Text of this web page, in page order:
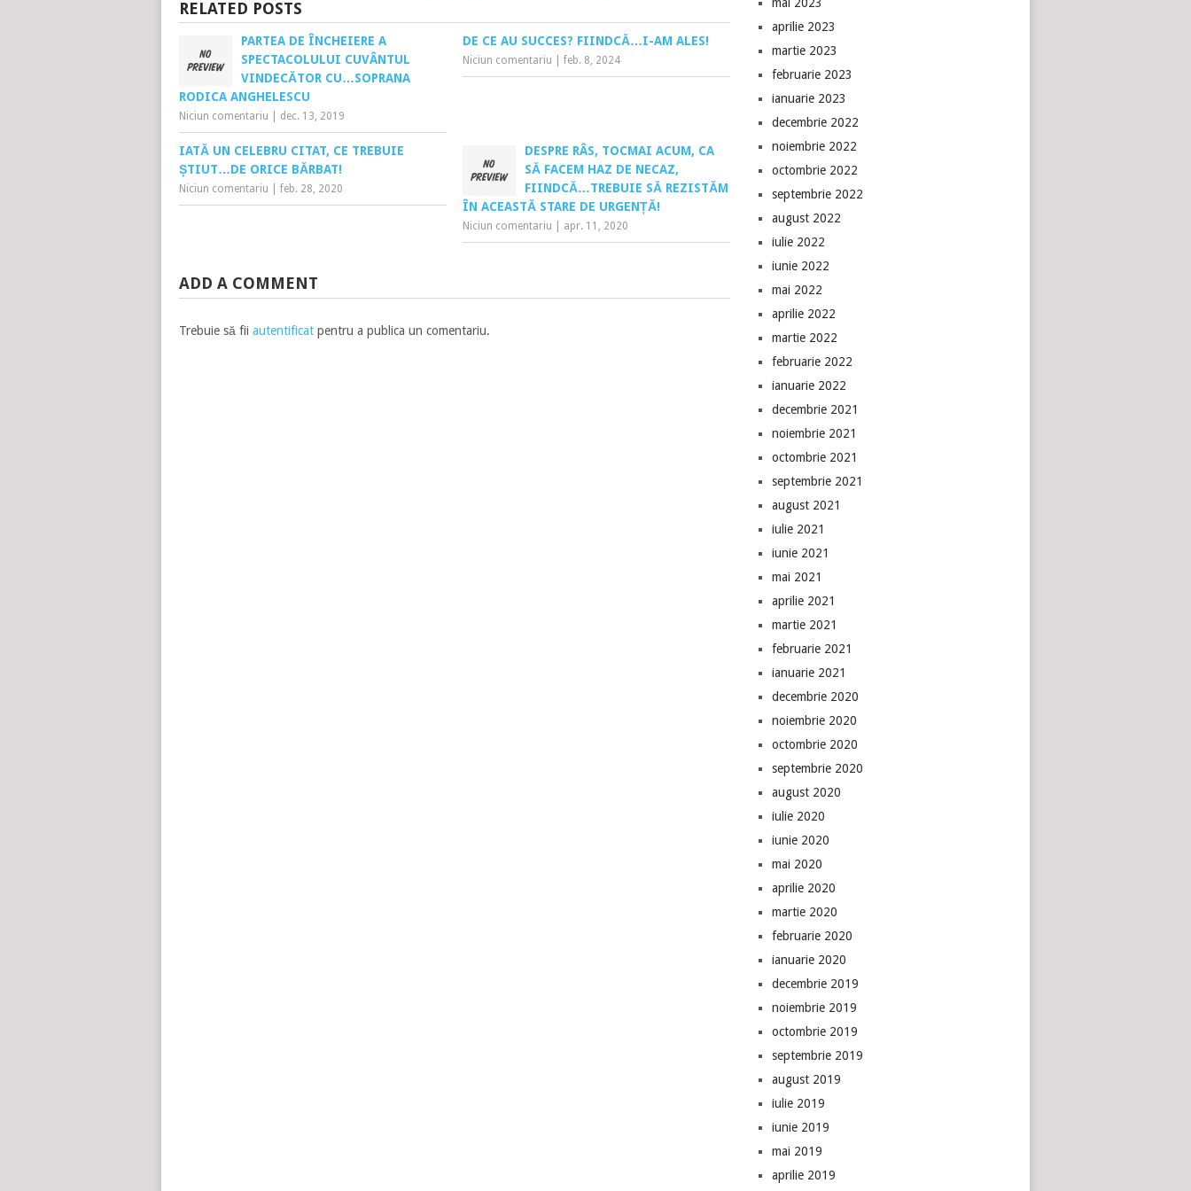
RELATED POSTS
PARTEA DE ÎNCHEIERE A
SPECTACOLULUI CUVÂNTUL
VINDECĂTOR CU…SOPRANA
RODICA ANGHELESCU
Niciun comentariu dec. 13, 2019
DE CE AU SUCCES? FIINDCĂ…I-AM ALES!
Niciun comentariu |feb. 8, 2024
IATĂ UN CELEBRU CITAT, CE TREBUIE
ȘTIUT…DE ORICE BĂRBAT!
Niciun comentariu feb. 28, 2020
DESPRE RÂS, TOCMAI ACUM, CA
SĂ FACEM HAZ DE NECAZ,
FIINDCĂ…TREBUIE SĂ REZISTĂM
ÎN ACEASTĂ STARE DE URGENȚĂ!
Niciun comentariu apr. 11, 2020
ADD A COMMENT
Trebuie să fii autentificat pentru a publica un comentariu.
aprilie 2023
martie 2023
februarie 2023
ianuarie 2023
decembrie 2022
noiembrie 2022
octombrie 2022
septembrie 2022
august 2022
iulie 2022
iunie 2022
mai 2022
aprilie 2022
martie 2022
februarie 2022
ianuarie 2022
decembrie 2021
noiembrie 2021
octombrie 2021
septembrie 2021
august 2021
iulie 2021
iunie 2021
mai 2021
aprilie 2021
martie 2021
februarie 2021
ianuarie 2021
decembrie 2020
noiembrie 2020
octombrie 2020
septembrie 2020
august 2020
iulie 2020
iunie 2020
mai 2020
aprilie 2020
martie 2020
februarie 2020
ianuarie 2020
decembrie 2019
noiembrie 2019
octombrie 2019
septembrie 2019
august 2019
iulie 2019
iunie 2019
mai 2019
aprilie 2019